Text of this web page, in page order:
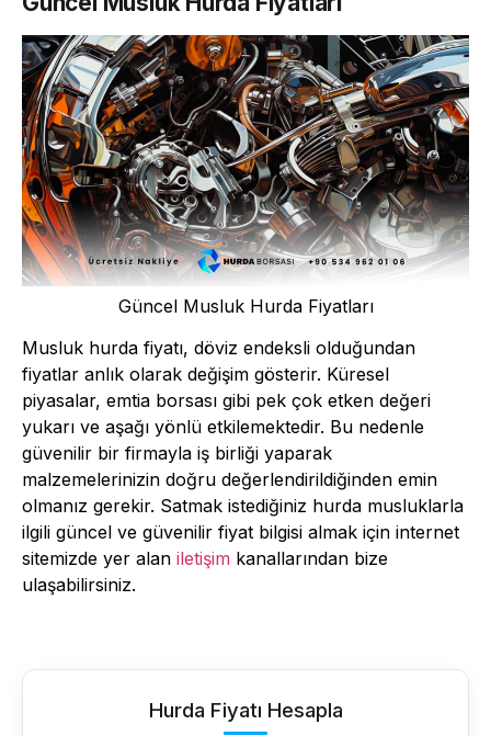
Güncel Musluk Hurda Fiyatları
Musluk hurda fiyatı, döviz endeksli olduğundan
fiyatlar anlık olarak değişim gösterir. Küresel
piyasalar, emtia borsası gibi pek çok etken değeri
yukarı ve aşağı yönlü etkilemektedir. Bu nedenle
güvenilir bir firmayla iş birliği yaparak
malzemelerinizin doğru değerlendirildiğinden emin
olmanız gerekir. Satmak istediğiniz hurda musluklarla
ilgili güncel ve güvenilir fiyat bilgisi almak için internet
sitemizde yer alan iletişim kanallarından bize
ulaşabilirsiniz.
Hurda Fiyatı Hesapla